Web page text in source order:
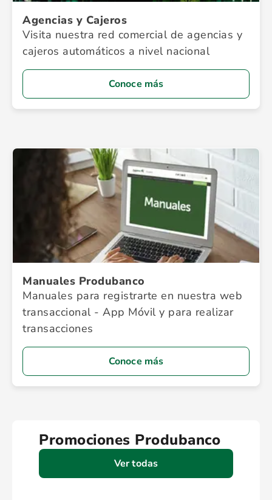
Agencias y Cajeros
Visita nuestra red comercial de agencias y
cajeros automáticos a nivel nacional
Conoce más
Manuales Produbanco
Manuales para registrarte en nuestra web
transaccional - App Móvil y para realizar
transacciones
Conoce más
Promociones Produbanco
Ver todas